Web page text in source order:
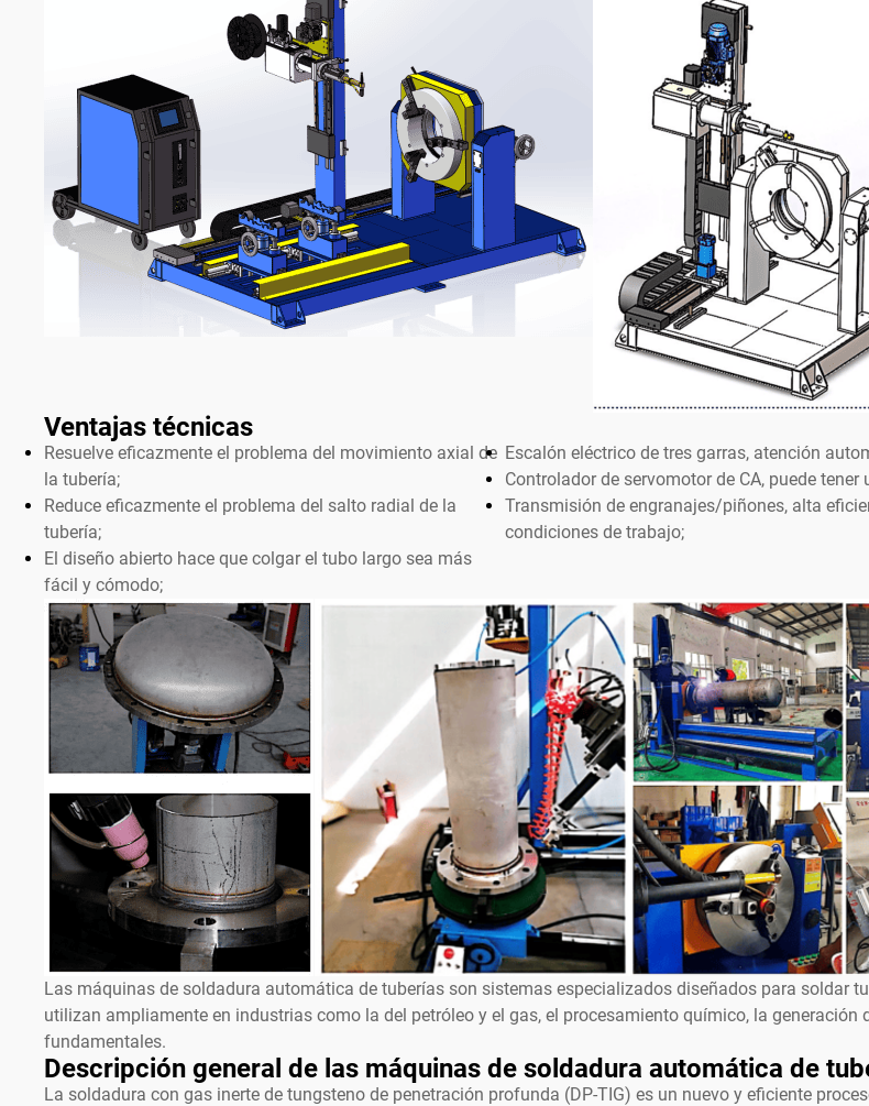
Ventajas técnicas
Resuelve eficazmente el problema del movimiento axial de
la tubería;
Reduce eficazmente el problema del salto radial de la
tubería;
El diseño abierto hace que colgar el tubo largo sea más
fácil y cómodo;
Escalón eléctrico de tres garras, atención
Controlador de servomotor de CA, puede
Transmisión de engranajes/piñones, alta
condiciones de trabajo;
Las máquinas de soldadura automática de tuberías son sistemas especializados diseñados para soldar
utilizan ampliamente en industrias como la del petróleo y el gas, el procesamiento químico, la
fundamentales.
Descripción general de las máquinas de soldadura automática de
La soldadura con gas inerte de tungsteno de penetración profunda (DP-TIG) es un nuevo y eficiente